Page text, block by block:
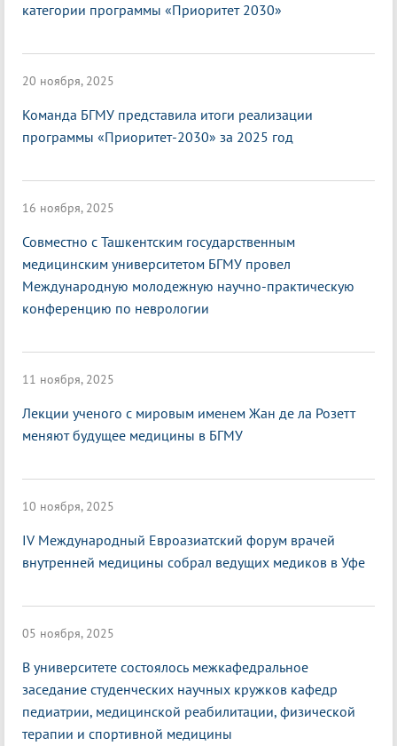
категории программы «Приоритет 2030»
20 ноября, 2025
Команда БГМУ представила итоги реализации
программы «Приоритет-2030» за 2025 год
16 ноября, 2025
Совместно с Ташкентским государственным
медицинским университетом БГМУ провел
Международную молодежную научно-практическую
конференцию по неврологии
11 ноября, 2025
Лекции ученого с мировым именем Жан де ла Розетт
меняют будущее медицины в БГМУ
10 ноября, 2025
IV Международный Евроазиатский форум врачей
внутренней медицины собрал ведущих медиков в Уфе
05 ноября, 2025
В университете состоялось межкафедральное
заседание студенческих научных кружков кафедр
педиатрии, медицинской реабилитации, физической
терапии и спортивной медицины